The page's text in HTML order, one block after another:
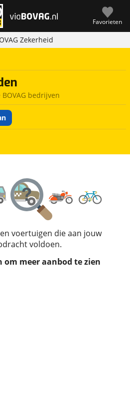
Favorieten
Zekerheid
bedrijven
voertuigen die aan jouw
voldoen.
om meer aanbod te zien